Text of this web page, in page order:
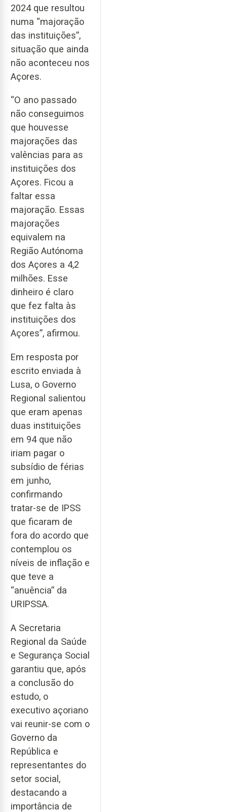
2024 que resultou
numa “majoração
das instituições”,
situação que ainda
não aconteceu nos
Açores.
“O ano passado
não conseguimos
que houvesse
majorações das
valências para as
instituições dos
Açores. Ficou a
faltar essa
majoração. Essas
majorações
equivalem na
Região Autónoma
dos Açores a 4,2
milhões. Esse
dinheiro é claro
que fez falta às
instituições dos
Açores”, afirmou.
Em resposta por
escrito enviada à
Lusa, o Governo
Regional salientou
que eram apenas
duas instituições
em 94 que não
iriam pagar o
subsídio de férias
em junho,
confirmando
tratar-se de IPSS
que ficaram de
fora do acordo que
contemplou os
níveis de inflação e
que teve a
“anuência” da
URIPSSA.
A Secretaria
Regional da Saúde
e Segurança Social
garantiu que, após
a conclusão do
estudo, o
executivo açoriano
vai reunir-se com o
Governo da
República e
representantes do
setor social,
destacando a
importância de